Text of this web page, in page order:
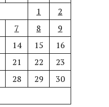
1
2
7 8
9
14 15
16
21 22
23
28 29
30